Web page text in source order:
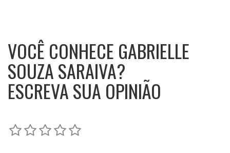
VOCÊ CONHECE GABRIELLE
SOUZA SARAIVA?
ESCREVA SUA OPINIÃO